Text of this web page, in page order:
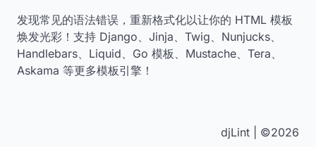
发现常见的语法错误，重新格式化以让你的 HTML 模板
焕发光彩！支持 Django、Jinja、Twig、Nunjucks、
Handlebars、Liquid、Go 模板、Mustache、Tera、
Askama 等更多模板引擎！
djLint | ©2026